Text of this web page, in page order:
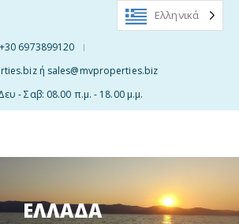
6973899120 |
ή sales@mvproperties.biz
- Σαβ: 08.00 π.μ. - 18.00 μ.μ.
ΕΛΛΆΔΑ
Ελληνικά